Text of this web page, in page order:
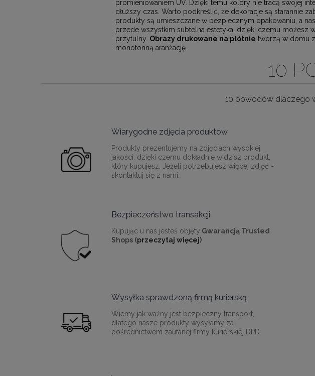
promieniowaniem UV. Dzięki temu kolory nie tracą swojej
dłuższy czas. Warto podkreślić, że dekoracje są starannie
produkty są umieszczane w bezpiecznym opakowaniu, a
przede wszystkim subtelna estetyka, dzięki czemu możesz
przytulny. Obrazy drukowane na płótnie tworzą w domu
monotonną aranżację.
10
10 powodów dlaczego
Wiarygodne zdjęcia produktów
Produkty prezentujemy na zdjęciach wysokiej
jakości, dzięki czemu dokładnie widzisz produkt,
który kupujesz. Jeżeli potrzebujesz więcej zdjęć -
skontaktuj się z nami.
Bezpieczeństwo transakcji
Kupując u nas jesteś objęty Gwarancją Trusted
Shops (przeczytaj więcej)
Wysyłka sprawdzoną firmą kurierską
Wiemy jak ważny jest bezpieczny transport,
dlatego nasze produkty wysyłamy za
pośrednictwem zaufanej firmy kurierskiej DPD.